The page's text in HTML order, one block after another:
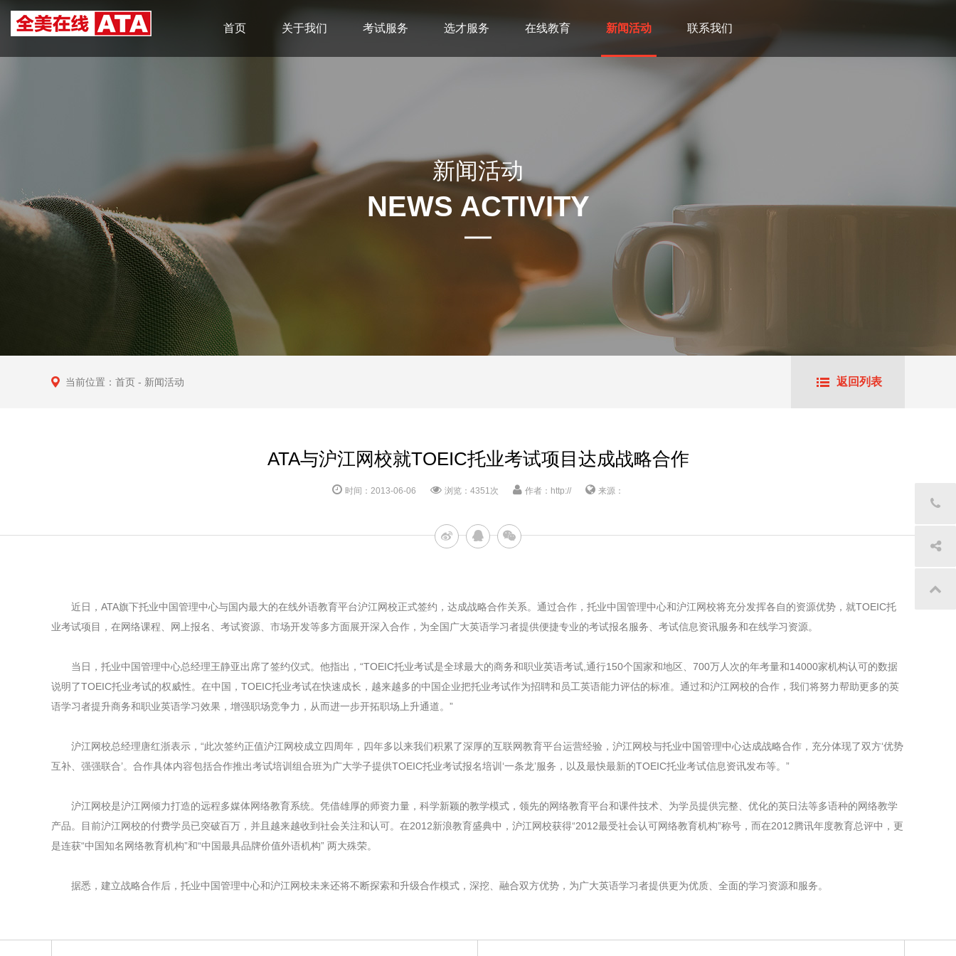
首页 关于我们 考试服务 选才服务 在线教育 新闻活动 联系我们
新闻活动
NEWS ACTIVITY
当前位置： 首页 - 新闻活动 返回列表
ATA与沪江网校就TOEIC托业考试项目达成战略合作
时间：2013-06-06 浏览：4351次 作者：http:// 来源：
近日，ATA旗下托业中国管理中心与国内最大的在线外语教育平台沪江网校正式签约，达成战略合作关系。通过合作，托业中国管理中心和沪江网校将充分发挥各自的资源优势，就TOEIC托
业考试项目，在网络课程、网上报名、考试资源、市场开发等多方面展开深入合作，为全国广大英语学习者提供便捷专业的考试报名服务、考试信息资讯服务和在线学习资源。
当日，托业中国管理中心总经理王静亚出席了签约仪式。他指出，“TOEIC托业考试是全球最大的商务和职业英语考试,通行150个国家和地区、700万人次的年考量和14000家机构认可的数据
说明了TOEIC托业考试的权威性。在中国，TOEIC托业考试在快速成长，越来越多的中国企业把托业考试作为招聘和员工英语能力评估的标准。通过和沪江网校的合作，我们将努力帮助更多的英
语学习者提升商务和职业英语学习效果，增强职场竞争力，从而进一步开拓职场上升通道。”
沪江网校总经理唐红浙表示，“此次签约正值沪江网校成立四周年，四年多以来我们积累了深厚的互联网教育平台运营经验，沪江网校与托业中国管理中心达成战略合作，充分体现了双方‘优势
互补、强强联合’。合作具体内容包括合作推出考试培训组合班为广大学子提供TOEIC托业考试报名培训‘一条龙’服务，以及最快最新的TOEIC托业考试信息资讯发布等。”
沪江网校是沪江网倾力打造的远程多媒体网络教育系统。凭借雄厚的师资力量，科学新颖的教学模式，领先的网络教育平台和课件技术、为学员提供完整、优化的英日法等多语种的网络教学
产品。目前沪江网校的付费学员已突破百万，并且越来越收到社会关注和认可。在2012新浪教育盛典中，沪江网校获得“2012最受社会认可网络教育机构”称号，而在2012腾讯年度教育总评中，更
是连获“中国知名网络教育机构”和“中国最具品牌价值外语机构” 两大殊荣。
据悉，建立战略合作后，托业中国管理中心和沪江网校未来还将不断探索和升级合作模式，深挖、融合双方优势，为广大英语学习者提供更为优质、全面的学习资源和服务。